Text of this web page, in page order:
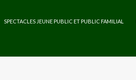
SPECTACLES JEUNE PUBLIC ET PUBLIC FAMILIAL